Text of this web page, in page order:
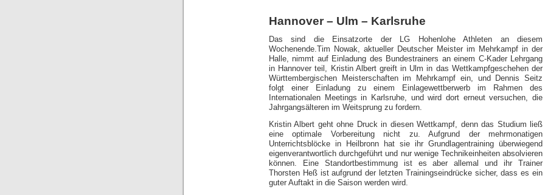
Hannover – Ulm – Karlsruhe
Das sind die Einsatzorte der LG Hohenlohe Athleten an diesem
Wochenende.Tim Nowak, aktueller Deutscher Meister im Mehrkampf in der
Halle, nimmt auf Einladung des Bundestrainers an einem C-Kader Lehrgang
in Hannover teil, Kristin Albert greift in Ulm in das Wettkampfgeschehen der
Württembergischen Meisterschaften im Mehrkampf ein, und Dennis Seitz
folgt einer Einladung zu einem Einlagewettberwerb im Rahmen des
Internationalen Meetings in Karlsruhe, und wird dort erneut versuchen, die
Jahrgangsälteren im Weitsprung zu fordern.
Kristin Albert geht ohne Druck in diesen Wettkampf, denn das Studium ließ
eine optimale Vorbereitung nicht zu. Aufgrund der mehrmonatigen
Unterrichtsblöcke in Heilbronn hat sie ihr Grundlagentraining überwiegend
eigenverantwortlich durchgeführt und nur wenige Technikeinheiten absolvieren
können. Eine Standortbestimmung ist es aber allemal und ihr Trainer
Thorsten Heß ist aufgrund der letzten Trainingseindrücke sicher, dass es ein
guter Auftakt in die Saison werden wird.